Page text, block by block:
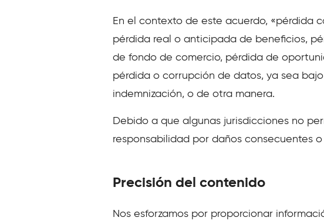
En el contexto de este acuerdo, «pérdida
pérdida real o anticipada de beneficios,
de fondo de comercio, pérdida de
pérdida o corrupción de datos, ya sea
indemnización, o de otra manera.
Debido a que algunas jurisdicciones no
responsabilidad por daños consecuentes
Precisión del contenido
Nos esforzamos por proporcionar